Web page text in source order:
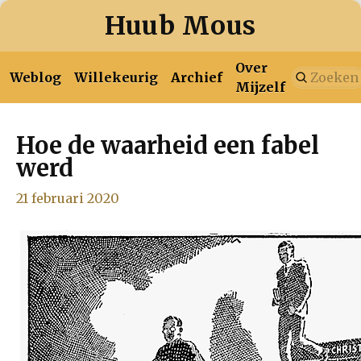
Huub Mous
Weblog Willekeurig Archief
Over
Mijzelf
2026
januari februari maart april mei juni juli
augustus
2025 augustus september oktober november
december
januari februari maart april mei juni juli
Hoe de waarheid een fabel
werd
21 februari 2020